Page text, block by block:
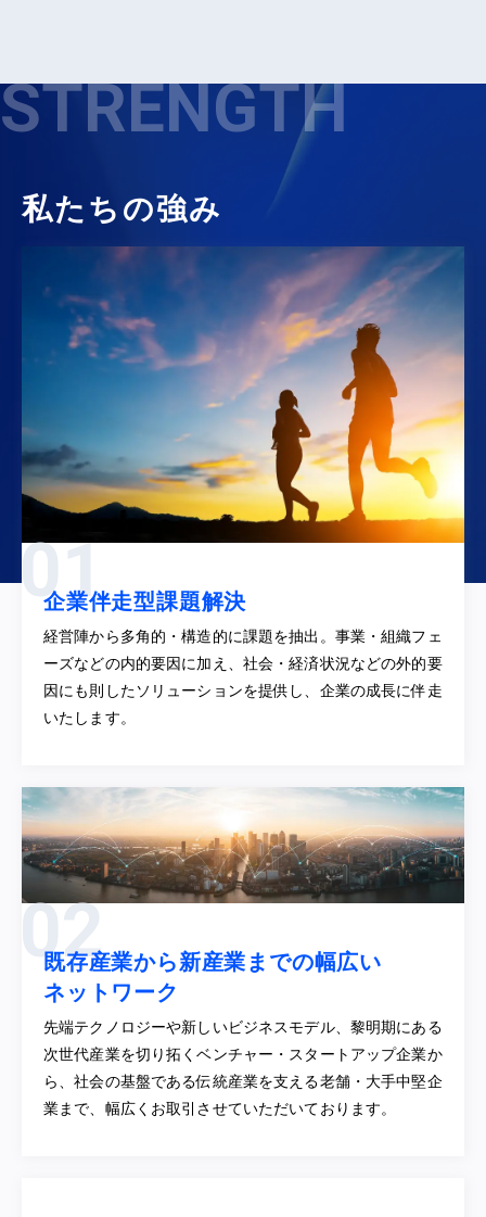
STRENGTH
私たちの強み
企業伴走型課題解決
経営陣から多角的・構造的に課題を抽出。事業・組織フェ
ーズなどの内的要因に加え、社会・経済状況などの外的要
因にも則したソリューションを提供し、企業の成長に伴走
いたします。
既存産業から新産業までの幅広い
ネットワーク
先端テクノロジーや新しいビジネスモデル、黎明期にある
次世代産業を切り拓くベンチャー・スタートアップ企業か
ら、社会の基盤である伝統産業を支える老舗・大手中堅企
業まで、幅広くお取引させていただいております。